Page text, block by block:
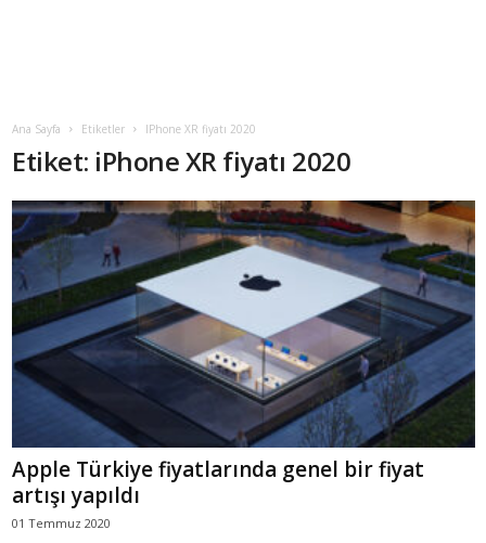
Ana Sayfa Etiketler IPhone XR fiyatı 2020
Etiket: iPhone XR fiyatı 2020
Apple Türkiye fiyatlarında genel bir fiyat
artışı yapıldı
01 Temmuz 2020